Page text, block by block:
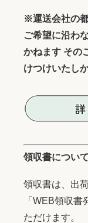
※運送会社の
ご希望に沿わ
かねます その
けつけいたし
領収書について
領収書は、出
「WEB領収
ただけます。